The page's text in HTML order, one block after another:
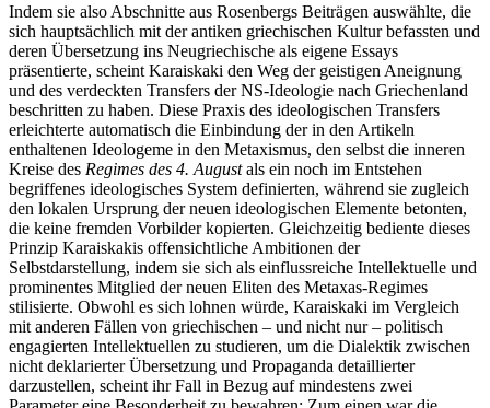
Indem sie also Abschnitte aus Rosenbergs Beiträgen auswählte, die
sich hauptsächlich mit der antiken griechischen Kultur befassten und
deren Übersetzung ins Neugriechische als eigene Essays
präsentierte, scheint Karaiskaki den Weg der geistigen Aneignung
und des verdeckten Transfers der NS-Ideologie nach Griechenland
beschritten zu haben. Diese Praxis des ideologischen Transfers
erleichterte automatisch die Einbindung der in den Artikeln
enthaltenen Ideologeme in den Metaxismus, den selbst die inneren
Kreise des Regimes des 4. Augustals ein noch im Entstehen
begriffenes ideologisches System definierten, während sie zugleich
den lokalen Ursprung der neuen ideologischen Elemente betonten,
die keine fremden Vorbilder kopierten. Gleichzeitig bediente dieses
Prinzip Karaiskakis offensichtliche Ambitionen der
Selbstdarstellung, indem sie sich als einflussreiche Intellektuelle und
prominentes Mitglied der neuen Eliten des Metaxas-Regimes
stilisierte. Obwohl es sich lohnen würde, Karaiskaki im Vergleich
mit anderen Fällen von griechischen – und nicht nur – politisch
engagierten Intellektuellen zu studieren, um die Dialektik zwischen
nicht deklarierter Übersetzung und Propaganda detaillierter
darzustellen, scheint ihr Fall in Bezug auf mindestens zwei